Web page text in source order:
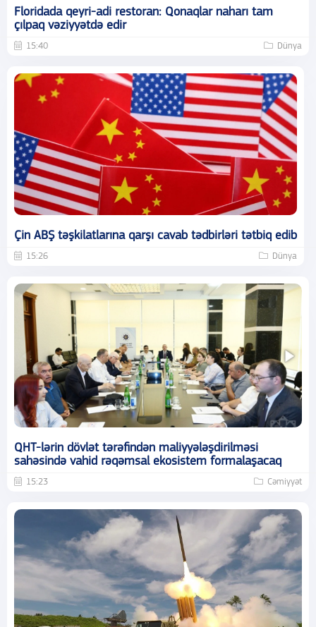
Floridada qeyri-adi restoran: Qonaqlar naharı tam
çılpaq vəziyyətdə edir
15:40 Dünya
Çin ABŞ təşkilatlarına qarşı cavab tədbirləri tətbiq edib
15:26 Dünya
QHT-lərin dövlət tərəfindən maliyyələşdirilməsi
sahəsində vahid rəqəmsal ekosistem formalaşacaq
15:23 Cəmiyyət